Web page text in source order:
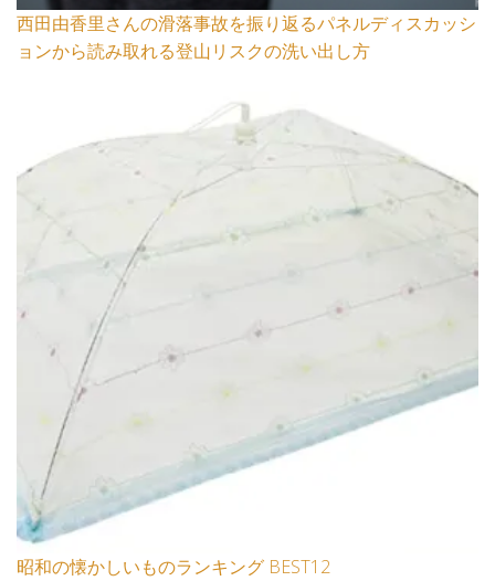
西田由香里さんの滑落事故を振り返るパネルディスカッシ
ョンから読み取れる登山リスクの洗い出し方
昭和の懐かしいものランキング BEST12